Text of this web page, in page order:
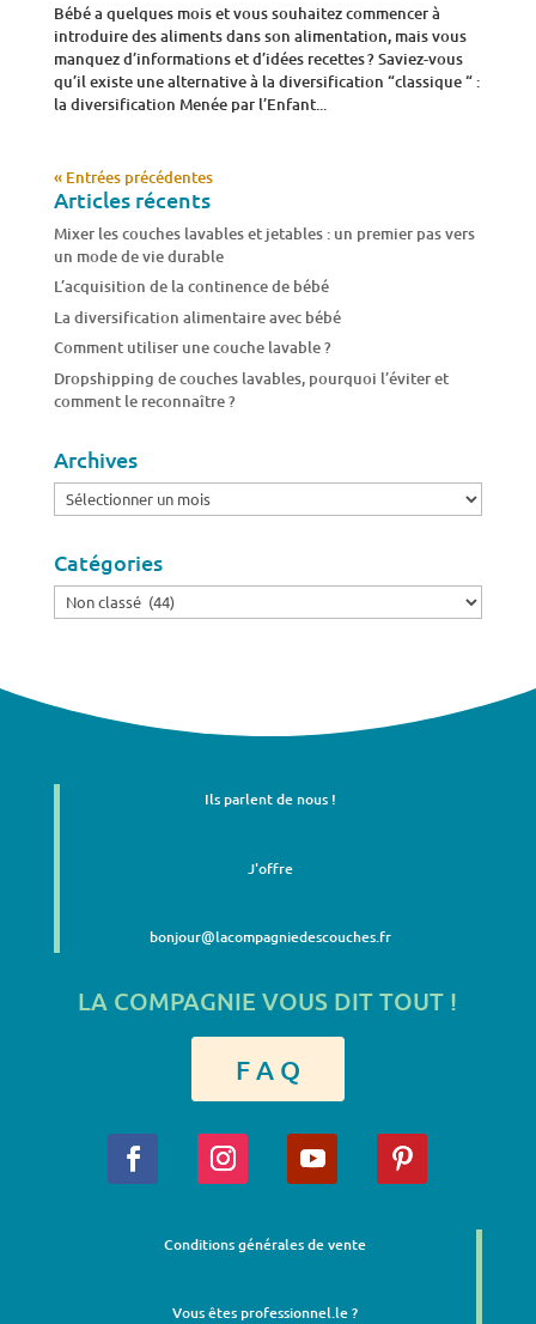
Bébé a quelques mois et vous souhaitez commencer à
introduire des aliments dans son alimentation, mais vous
manquez d’informations et d’idées recettes ? Saviez-vous
qu’il existe une alternative à la diversification “classique “ :
la diversification Menée par l’Enfant...
« Entrées précédentes
Articles récents
Mixer les couches lavables et jetables : un premier pas vers
un mode de vie durable
L’acquisition de la continence de bébé
La diversification alimentaire avec bébé
Comment utiliser une couche lavable ?
Dropshipping de couches lavables, pourquoi l’éviter et
comment le reconnaître ?
Archives
Archives
Catégories
Catégories
Ils parlent de nous !
J'offre
bonjour@lacompagniedescouches.fr
LA COMPAGNIE VOUS DIT TOUT !
F A Q
Conditions générales de vente
Vous êtes professionnel.le ?